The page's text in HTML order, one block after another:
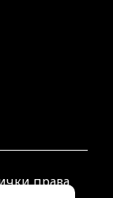
права